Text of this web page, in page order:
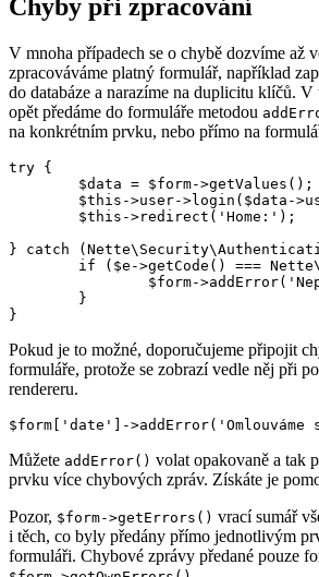
Chyby při zpracování
V mnoha případech se o chybě dozvíme až
zpracováváme platný formulář, například
do databáze a narazíme na duplicitu klíčů.
opět předáme do formuláře metodou
na konkrétním prvku, nebo přímo na
try {
} catch
Pokud je to možné, doporučujeme připojit
formuláře, protože se zobrazí vedle něj při
rendereru.
Můžete addError() volat opakovaně a tak
prvku více chybových zpráv. Získáte je
Pozor, $form->getErrors() vrací sumář
i těch, co byly předány přímo jednotlivým
formuláři. Chybové zprávy předané pouze